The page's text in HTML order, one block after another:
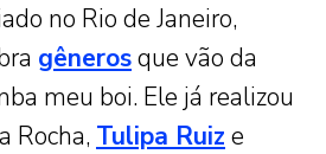
no Rio de Janeiro,
gênerosque vão da
meu boi. Ele já realizou
Rocha, Tulipa Ruiz e